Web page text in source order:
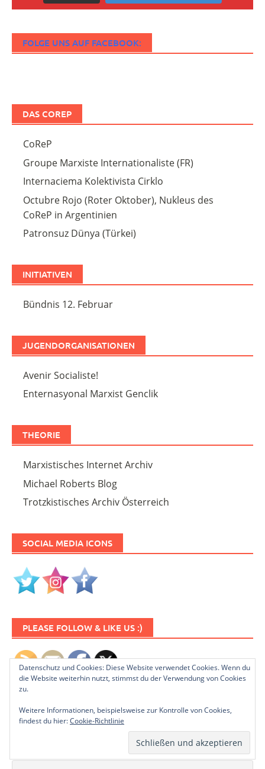
FOLGE UNS AUF FACEBOOK:
DAS COREP
CoReP
Groupe Marxiste Internationaliste (FR)
Internaciema Kolektivista Cirklo
Octubre Rojo (Roter Oktober), Nukleus des
CoReP in Argentinien
Patronsuz Dünya (Türkei)
INITIATIVEN
Bündnis 12. Februar
JUGENDORGANISATIONEN
Avenir Socialiste!
Enternasyonal Marxist Genclik
THEORIE
Marxistisches Internet Archiv
Michael Roberts Blog
Trotzkistisches Archiv Österreich
SOCIAL MEDIA ICONS
PLEASE FOLLOW & LIKE US :)
NEWSLETTER ABONNIEREN
Datenschutz und Cookies: Diese Website verwendet Cookies. Wenn du
die Website weiterhin nutzt, stimmst du der Verwendung von Cookies
zu.
Weitere Informationen, beispielsweise zur Kontrolle von Cookies,
findest du hier:Cookie-Richtlinie